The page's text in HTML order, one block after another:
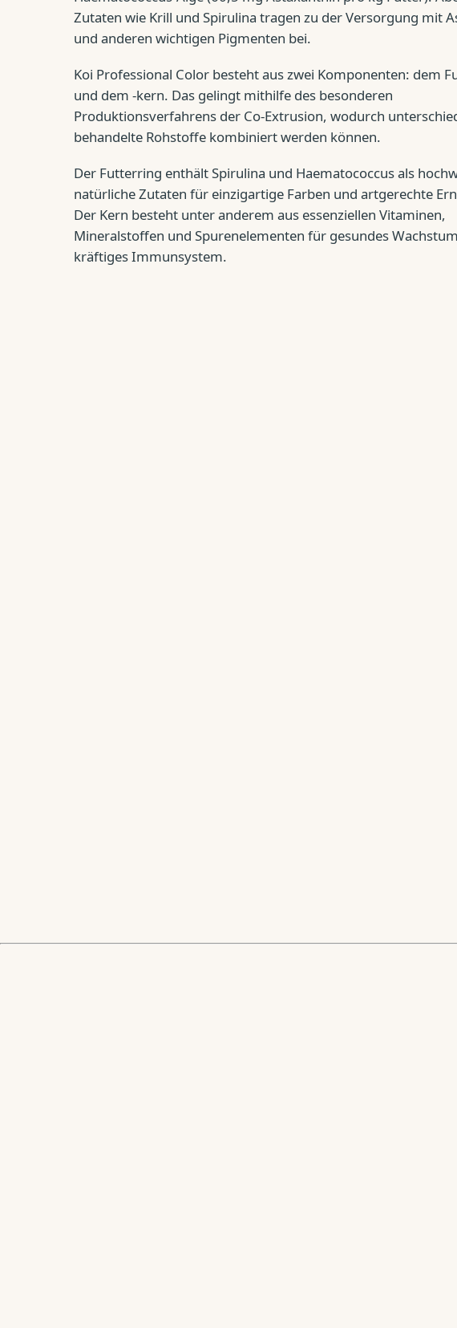
Zutaten wie Krill und Spirulina tragen zu der Versorgung mit
und anderen wichtigen Pigmenten bei.
Koi Professional Color besteht aus zwei Komponenten: dem
und dem -kern. Das gelingt mithilfe des besonderen
Produktionsverfahrens der Co-Extrusion, wodurch
behandelte Rohstoffe kombiniert werden können.
Der Futterring enthält Spirulina und Haematococcus als
natürliche Zutaten für einzigartige Farben und artgerechte
Der Kern besteht unter anderem aus essenziellen Vitaminen,
Mineralstoffen und Spurenelementen für gesundes
kräftiges Immunsystem.